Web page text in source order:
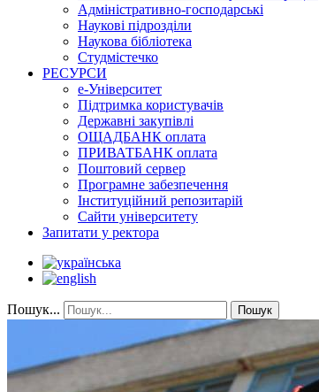
Адміністративно-господарські
Наукові підрозділи
Наукова бібліотека
Студмістечко
РЕСУРСИ
е-Університет
Підтримка користувачів
Державні закупівлі
ОЩАДБАНК оплата
ПРИВАТБАНК оплата
Поштовий сервер
Програмне забезпечення
Інституційний репозитарій
Сайти університету
Запитати у ректора
Пошук... Пошук